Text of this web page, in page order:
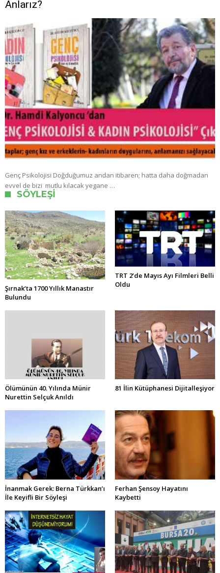
Anlarız?
Genç Psikolojisi Doğduğumuz andan itibaren; hatta daha doğmadan
evvel de bizi mutlu kılacak yegane …
SÖYLEŞI
Şırnak’ta 1700 Yıllık Manastır
Bulundu
TRT 2’de Mayıs Ayı Filmleri Belli
Oldu
Ölümünün 40. Yılında Münir
Nurettin Selçuk Anıldı
81 İlin Kütüphanesi Dijitalleşiyor
İnanmak Gerek: Berna Türkkan’ı
İle Keyifli Bir Söyleşi
Ferhan Şensoy Hayatını
Kaybetti